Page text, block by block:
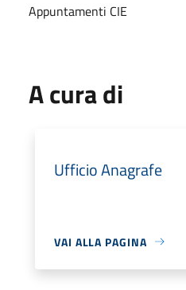
Appuntamenti CIE
A cura di
Ufficio Anagrafe
VAI ALLA PAGINA